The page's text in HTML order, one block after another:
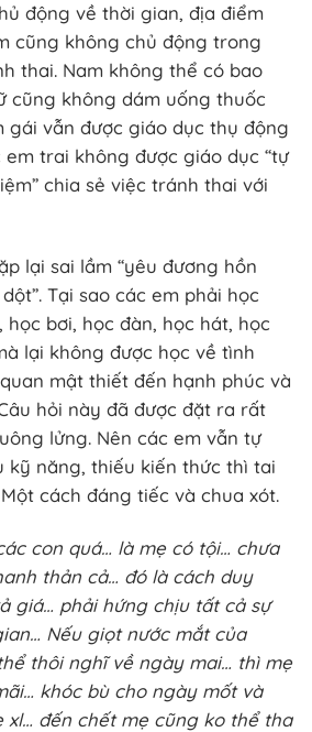
động về thời gian, địa điểm
cũng không chủ động trong
thai. Nam không thể có bao
cũng không dám uống thuốc
gái vẫn được giáo dục thụ động
trai không được giáo dục “tự
chia sẻ việc tránh thai với
lại sai lầm “yêu đương hồn
Tại sao các em phải học
học bơi, học đàn, học hát, học
lại không được học về tình
mật thiết đến hạnh phúc và
hỏi này đã được đặt ra rất
lửng. Nên các em vẫn tự
kỹ năng, thiếu kiến thức thì tai
cách đáng tiếc và chua xót.
con quá… là mẹ có tội… chưa
thản cả… đó là cách duy
giá… phải hứng chịu tất cả sự
Nếu giọt nước mắt của
thôi nghĩ về ngày mai… thì mẹ
khóc bù cho ngày mốt và
xl… đến chết mẹ cũng ko thể tha